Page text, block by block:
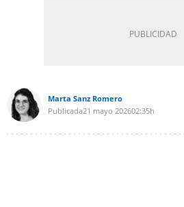
Marta Sanz Romero
Publicada21 mayo 202602:35h